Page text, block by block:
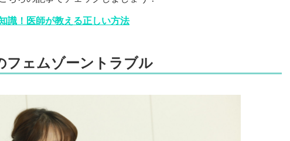
識！医師が教える正しい方法
フェムゾーントラブル